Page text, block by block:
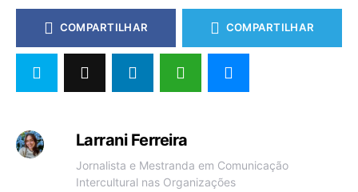
COMPARTILHAR COMPARTILHAR
Larrani Ferreira
Jornalista e Mestranda em Comunicação
Intercultural nas Organizações